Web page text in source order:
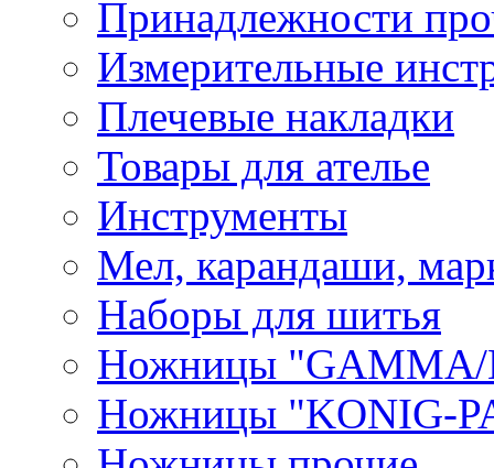
Принадлежности
Измерительные
Плечевые накладки
Товары для ателье
Инструменты
Мел, карандаши,
Наборы для шитья
Ножницы "GAMMA/
Ножницы "KONIG-